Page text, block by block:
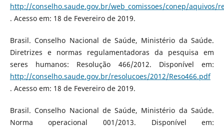
http://conselho.saude.gov.br/web_comissoes/conep/aquivos/
. Acesso em: 18 de Fevereiro de 2019.
Brasil. Conselho Nacional de Saúde, Ministério da Saúde.
Diretrizes e normas regulamentadoras da pesquisa em
seres humanos: Resolução 466/2012. Disponível em:
http://conselho.saude.gov.br/resolucoes/2012/Reso466.pdf
. Acesso em: 18 de Fevereiro de 2019.
Brasil. Conselho Nacional de Saúde, Ministério da Saúde.
Norma operacional 001/2013. Disponível em: